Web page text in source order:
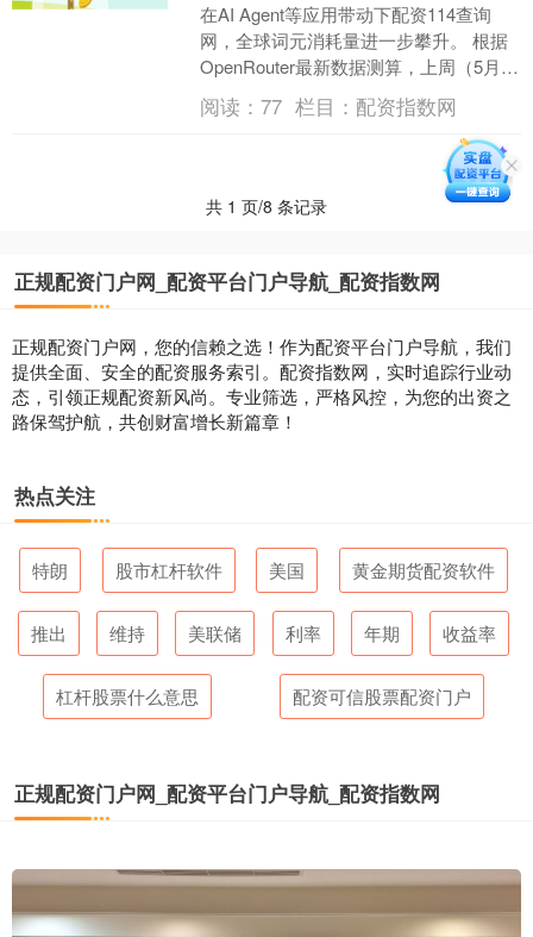
在AI Agent等应用带动下配资114查询
网，全球词元消耗量进一步攀升。 根据
OpenRouter最新数据测算，上周（5月18
日至5月24日）全球AI大模型总....
阅读：77 栏目： 配资指数网
共 1 页/8 条记录
正规配资门户网_配资平台门户导航_配资指数网
正规配资门户网，您的信赖之选！作为配资平台门户导航，我们
提供全面、安全的配资服务索引。配资指数网，实时追踪行业动
态，引领正规配资新风尚。专业筛选，严格风控，为您的出资之
路保驾护航，共创财富增长新篇章！
热点关注
特朗 股市杠杆软件 美国 黄金期货配资软件
推出 维持 美联储 利率 年期 收益率
杠杆股票什么意思 配资可信股票配资门户
正规配资门户网_配资平台门户导航_配资指数网